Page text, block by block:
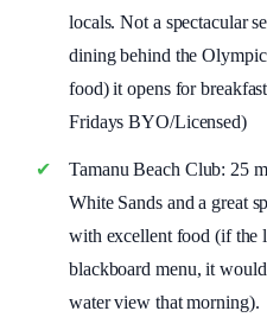
locals. Not a spectacular
dining behind the
food) it opens for
Fridays BYO/Licensed)
Tamanu Beach Club: 25
White Sands and a great
with excellent food (if the
blackboard menu, it
water view that morning).